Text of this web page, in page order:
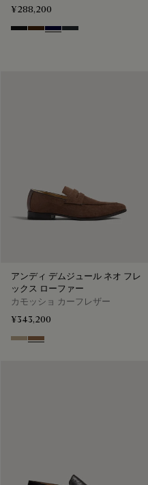
¥288,200
Nero Grigio
Marrone Intenso
Nero BluNero Fume
アンディ デムジュール ネオ フレ
ックス ローファー
カモッショ カーフレザー
¥343,200
VisoneDark Beige